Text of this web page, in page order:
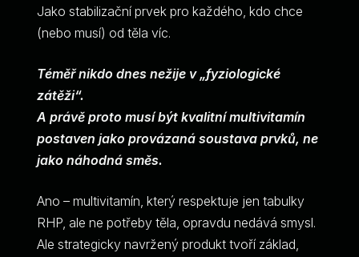
Jako stabilizační prvek pro každého, kdo chce
(nebo musí) od těla víc.
Téměř nikdo dnes nežije v „fyziologické
zátěži“.
A právě proto musí být kvalitní multivitamín
postaven jako provázaná soustava prvků, ne
jako náhodná směs.
Ano – multivitamín, který respektuje jen tabulky
RHP, ale ne potřeby těla, opravdu nedává smysl.
Ale strategicky navržený produkt tvoří základ,